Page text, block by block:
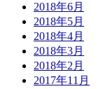
2018年6月
2018年5月
2018年4月
2018年3月
2018年2月
2017年11月